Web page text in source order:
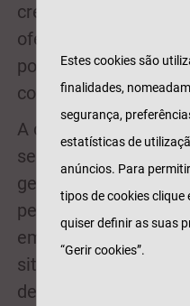
crédito habitação,
oferta completa e
poderão ainda
combustível até
A campanha digital,
semanas, está
generalistas,
pesquisas no Google
email marketing,
site
desenvolvido para o
Estes cookies são
finalidades,
segurança,
estatísticas de
anúncios. Para
tipos de cookies clique
quiser definir as suas
“Gerir cookies”.